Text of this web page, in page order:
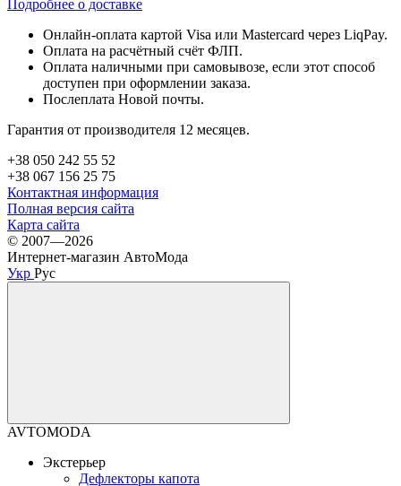
Подробнее о доставке
Онлайн-оплата картой Visa или Mastercard через LiqPay.
Оплата на расчётный счёт ФЛП.
Оплата наличными при самовывозе, если этот способ
доступен при оформлении заказа.
Послеплата Новой почты.
Гарантия от производителя 12 месяцев.
+38 050 242 55 52
+38 067 156 25 75
Контактная информация
Полная версия сайта
Карта сайта
© 2007—2026
Интернет-магазин АвтоМода
Укр Рус
AVTOMODA
Экстерьер
Дефлекторы капота